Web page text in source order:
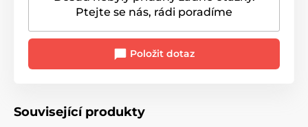
Ptejte se nás, rádi poradíme
Položit dotaz
Související produkty